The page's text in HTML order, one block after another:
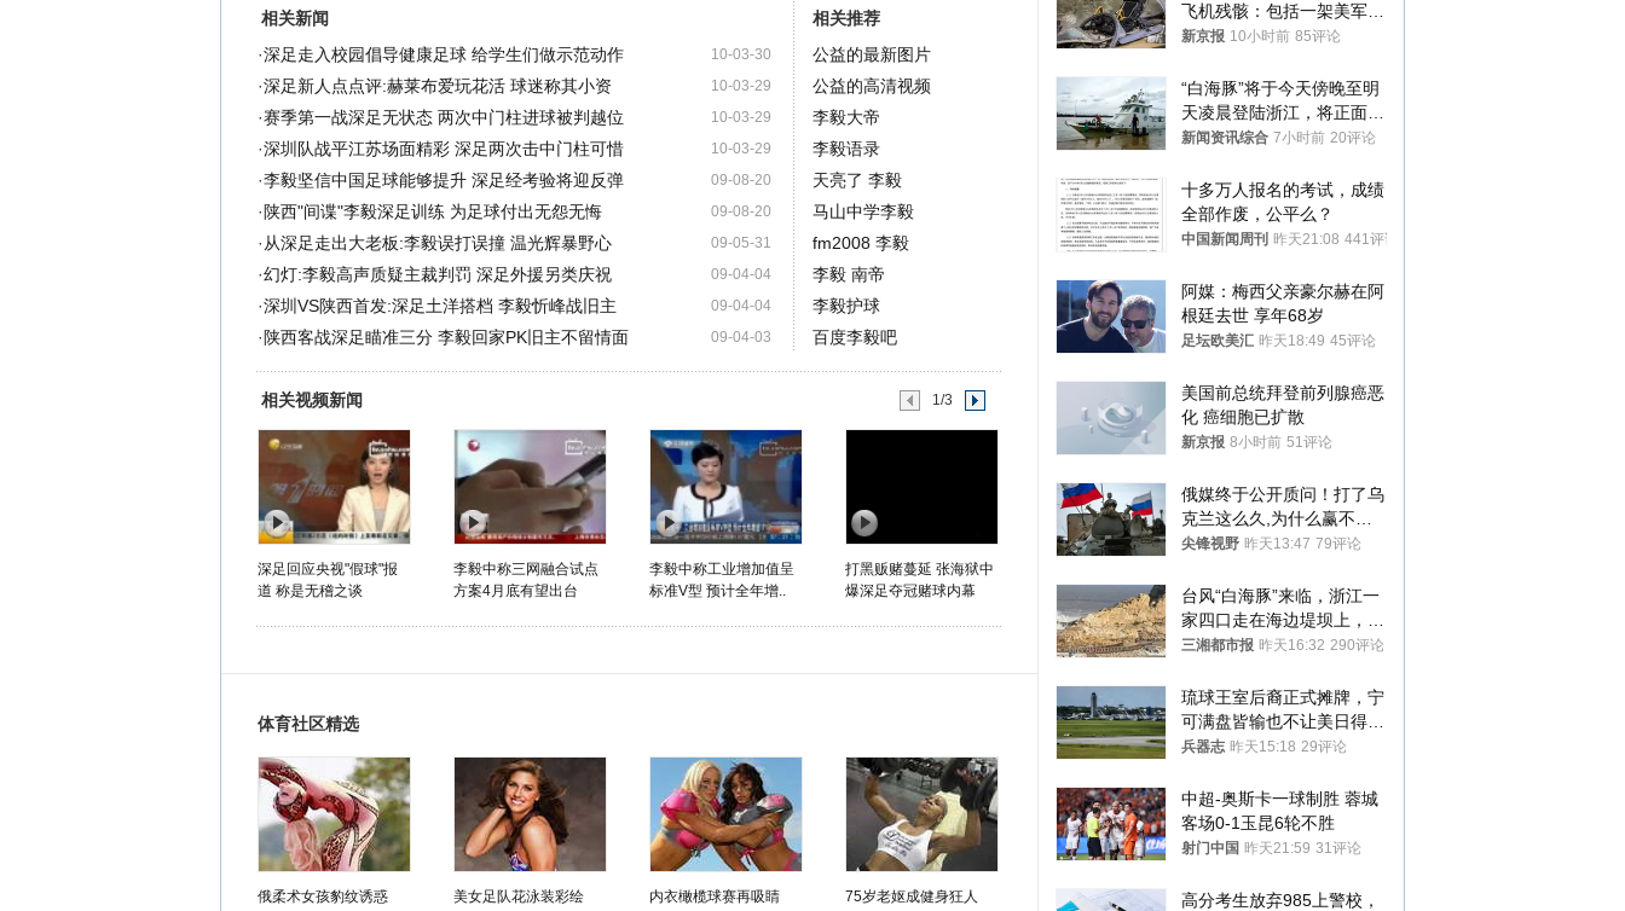
相关新闻
10-03-30
·深足走入校园倡导健康足球 给学生们做示范动作
10-03-29
·深足新人点点评:赫莱布爱玩花活 球迷称其小资
10-03-29
·赛季第一战深足无状态 两次中门柱进球被判越位
10-03-29
·深圳队战平江苏场面精彩 深足两次击中门柱可惜
09-08-20
·李毅坚信中国足球能够提升 深足经考验将迎反弹
09-08-20
· 陕西"间谍"李毅深足训练 为足球付出无怨无悔
09-05-31
· 从深足走出大老板:李毅误打误撞 温光辉暴野心
09-04-04
·幻灯:李毅高声质疑主裁判罚 深足外援另类庆祝
09-04-04
·深圳VS陕西首发:深足土洋搭档 李毅忻峰战旧主
09-04-03
· 陕西客战深足瞄准三分 李毅回家PK旧主不留情面
相关推荐
公益的最新图片
公益的高清视频
李毅大帝
李毅语录
天亮了 李毅
马山中学李毅
fm2008 李毅
李毅 南帝
李毅护球
百度李毅吧
相关视频新闻 1/3
深足回应央视"假球"报
道 称是无稽之谈
李毅中称三网融合试点
方案4月底有望出台
李毅中称工业增加值呈
标准V型 预计全年增..
打黑贩赌蔓延 张海狱中
爆深足夺冠赌球内幕
体育社区精选
俄柔术女孩豹纹诱惑 美女足队花泳装彩绘 内衣橄榄球赛再吸睛 75岁老妪成健身狂人
飞机残骸：包括一架美军F-
15战斗机残骸以及多架无人
新京报 10小时前 85评论
“白海豚”将于今天傍晚至明
天凌晨登陆浙江，将正面袭
击、贯穿浙江
新闻资讯综合 7小时前 20评论
十多万人报名的考试，成绩
全部作废，公平么？
中国新闻周刊 昨天21:08 441评论
阿媒：梅西父亲豪尔赫在阿
根廷去世 享年68岁
足坛欧美汇 昨天18:49 45评论
美国前总统拜登前列腺癌恶
化 癌细胞已扩散
新京报 8小时前 51评论
俄媒终于公开质问！打了乌
克兰这么久,为什么赢不了?
答案令人沉默
尖锋视野 昨天13:47 79评论
台风“白海豚”来临，浙江一
家四口走在海边堤坝上，其
中9岁男孩被巨浪卷入海
三湘都市报 昨天16:32 290评论
琉球王室后裔正式摊牌，宁
可满盘皆输也不让美日得
逞，中国成关键
兵器志 昨天15:18 29评论
中超-奥斯卡一球制胜 蓉城
客场0-1玉昆6轮不胜
射门中国 昨天21:59 31评论
高分考生放弃985上警校，